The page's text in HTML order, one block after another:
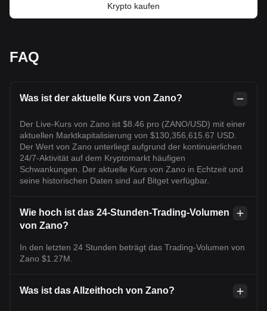
Krypto kaufen
FAQ
Was ist der aktuelle Kurs von Zano?
Der Live-Kurs von Zano ist $8.46 pro (ZANO/USD) mit einer
aktuellen Marktkapitalisierung von $130,356,615.67 USD.
Der Wert von Zano unterliegt aufgrund der kontinuierlichen
24/7-Aktivität auf dem Kryptomarkt häufigen
Schwankungen. Der aktuelle Kurs von Zano in Echtzeit und
seine historischen Daten sind auf Bitget verfügbar.
Wie hoch ist das 24-Stunden-Trading-Volumen
von Zano?
In den letzten 24 Stunden beträgt das Trading-Volumen von
Zano $1.27M.
Was ist das Allzeithoch von Zano?